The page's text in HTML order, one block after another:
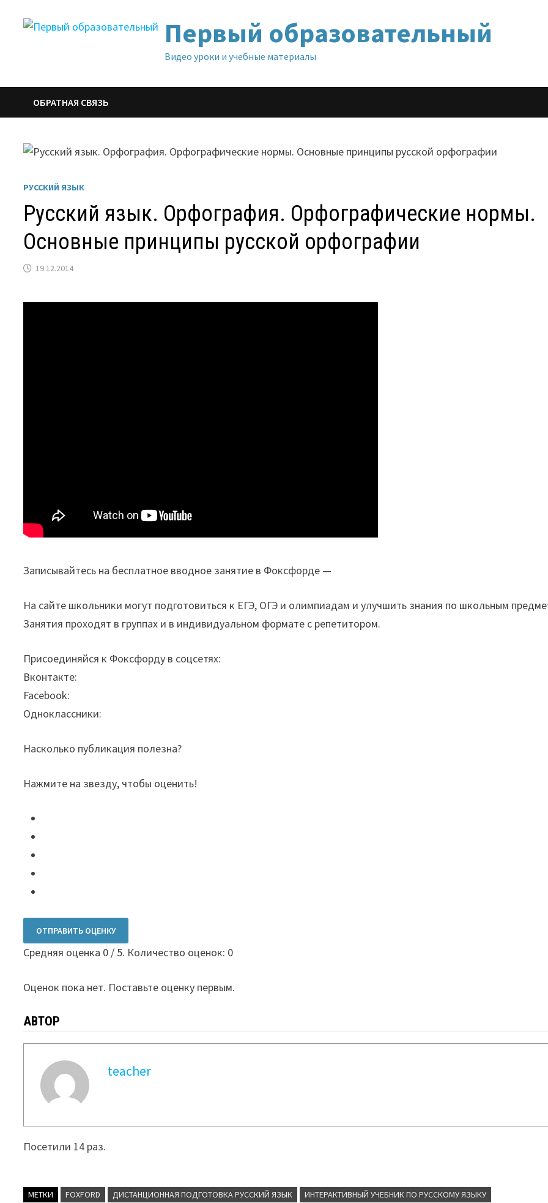
Первый образовательный
Видео уроки и учебные материалы
ОБРАТНАЯ СВЯЗЬ
РУССКИЙ ЯЗЫК
Русский язык. Орфография. Орфографические нормы.
Основные принципы русской орфографии
19.12.2014
Записывайтесь на бесплатное вводное занятие в Фоксфорде —
На сайте школьники могут подготовиться к ЕГЭ, ОГЭ и олимпиадам и улучшить знания по школьным
Занятия проходят в группах и в индивидуальном формате с репетитором.
Присоединяйся к Фоксфорду в соцсетях:
Вконтакте:
Facebook:
Одноклассники:
Насколько публикация полезна?
Нажмите на звезду, чтобы оценить!
ОТПРАВИТЬ ОЦЕНКУ
Средняя оценка 0 / 5. Количество оценок: 0
Оценок пока нет. Поставьте оценку первым.
АВТОР
teacher
Посетили 14 раз.
МЕТКИ FOXFORD ДИСТАНЦИОННАЯ ПОДГОТОВКА РУССКИЙ ЯЗЫК
ИНТЕРАКТИВНЫЙ УЧЕБНИК ПО РУССКОМУ ЯЗЫКУ